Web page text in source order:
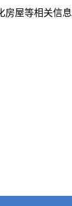
房屋等相关信